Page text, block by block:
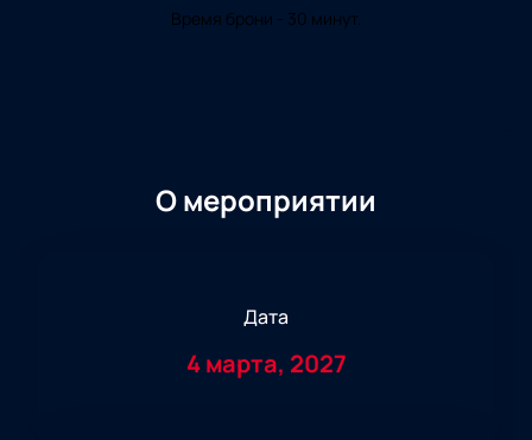
Время брони - 30 минут.
О мероприятии
Дата
4 марта, 2027